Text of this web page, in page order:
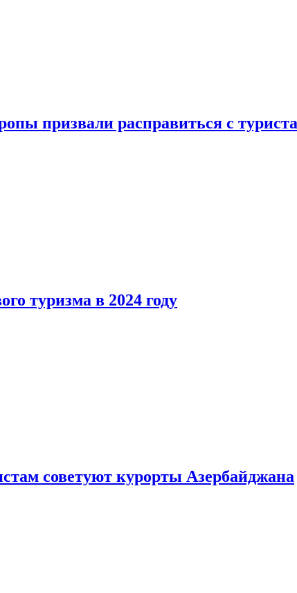
призвали расправиться с
туризма в 2024 году
советуют курорты Азербайджана